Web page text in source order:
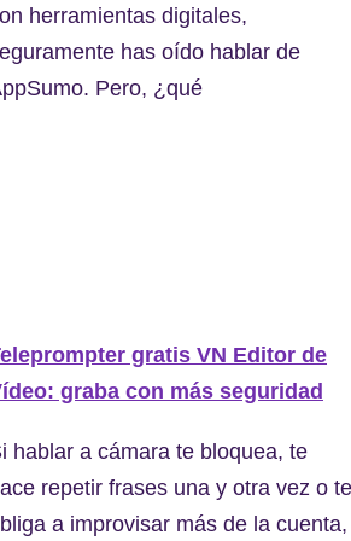
herramientas digitales,
has oído hablar de
Pero, ¿qué
gratis VN Editor de
graba con más seguridad
hablar a cámara te bloquea, te
repetir frases una y otra vez o te
a improvisar más de la cuenta,